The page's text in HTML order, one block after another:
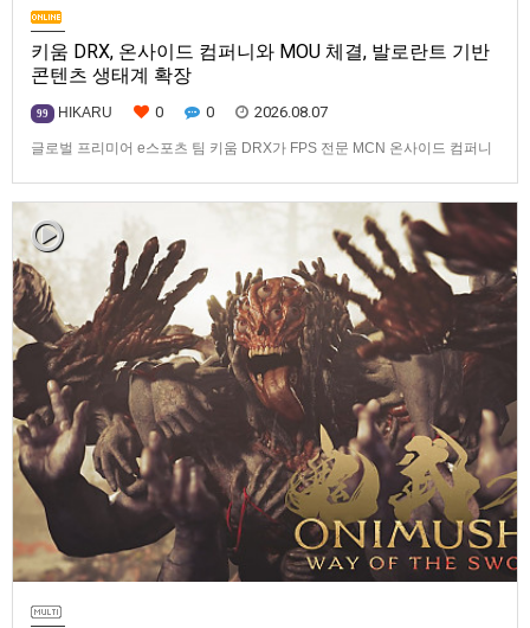
키움 DRX, 온사이드 컴퍼니와 MOU 체결, 발로란트 기반
콘텐츠 생태계 확장
99 HIKARU 0 0 2026.08.07
글로벌 프리미어 e스포츠 팀 키움 DRX가 FPS 전문 MCN 온사이드 컴퍼니
문화 산업 저변 확대 및 콘텐츠 강화를 위한 업무 협약(MOU)을 체결했다고
밝혔다. 이날 협약식에는 키움 DRX 양선일 대표이사, …